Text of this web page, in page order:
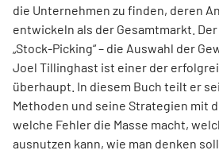
die Unternehmen zu finden, deren
entwickeln als der Gesamtmarkt.
„Stock-Picking“ – die Auswahl der
Joel Tillinghast ist einer der
überhaupt. In diesem Buch teilt er
Methoden und seine Strategien mit
welche Fehler die Masse macht,
ausnutzen kann, wie man denken